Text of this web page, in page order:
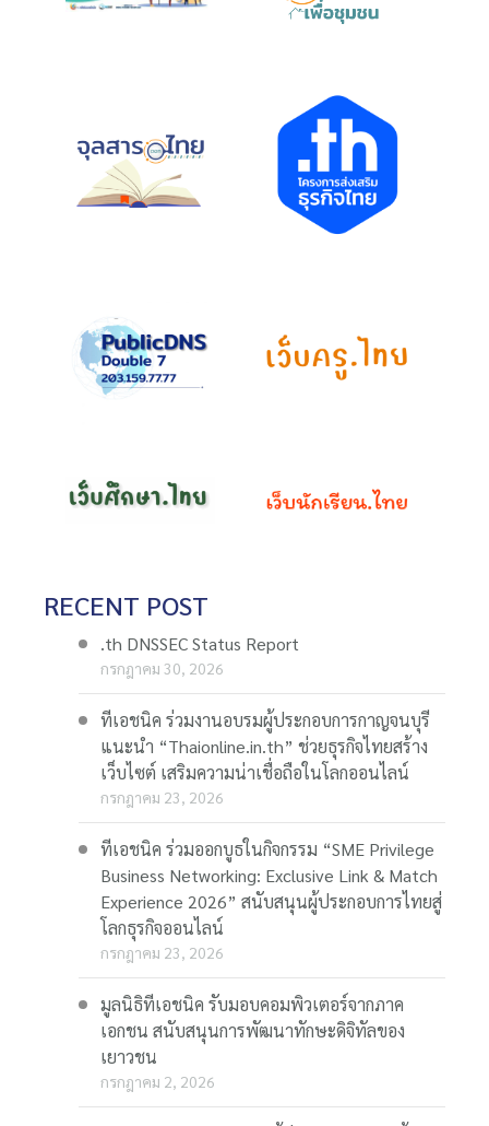
RECENT POST
.th DNSSEC Status Report
กรกฎาคม 30, 2026
ทีเอชนิค ร่วมงานอบรมผู้ประกอบการกาญจนบุรี
แนะนำ “Thaionline.in.th” ช่วยธุรกิจไทยสร้าง
เว็บไซต์ เสริมความน่าเชื่อถือในโลกออนไลน์
กรกฎาคม 23, 2026
ทีเอชนิค ร่วมออกบูธในกิจกรรม “SME Privilege
Business Networking: Exclusive Link & Match
Experience 2026” สนับสนุนผู้ประกอบการไทยสู่
โลกธุรกิจออนไลน์
กรกฎาคม 23, 2026
มูลนิธิทีเอชนิค รับมอบคอมพิวเตอร์จากภาค
เอกชน สนับสนุนการพัฒนาทักษะดิจิทัลของ
เยาวชน
กรกฎาคม 2, 2026